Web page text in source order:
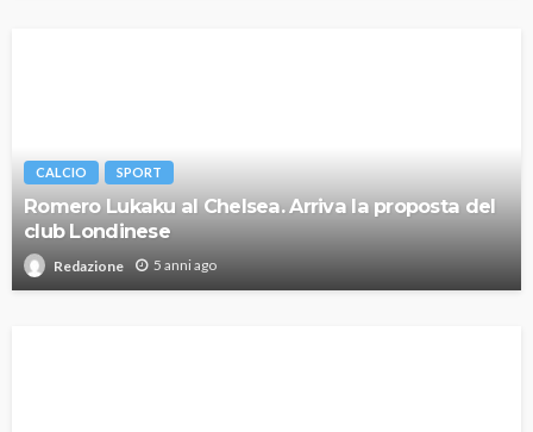
CALCIO SPORT
Romero Lukaku al Chelsea. Arriva la proposta del
club Londinese
Redazione 5 anni ago